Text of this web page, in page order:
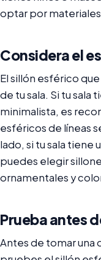
optar por
Considera el
El sillón esférico
de tu sala. Si tu sala
minimalista, es
esféricos de líneas
lado, si tu sala tiene
puedes elegir
ornamentales y
Prueba antes
Antes de tomar una